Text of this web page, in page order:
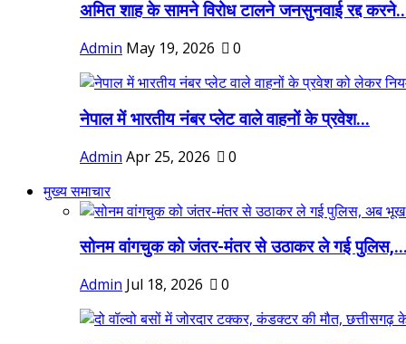
अमित शाह के सामने विरोध टालने जनसुनवाई रद्द
Admin May 19, 2026 0
नेपाल में भारतीय नंबर प्लेट वाले वाहनों के प्रवेश...
Admin Apr 25, 2026
0
मुख्य समाचार
सोनम वांगचुक को जंतर-मंतर से उठाकर ले गई
Admin Jul 18, 2026 0